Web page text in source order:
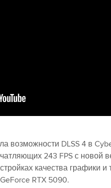
возможности DLSS 4 в
243 FPS с
качества графики
RTX 5090.